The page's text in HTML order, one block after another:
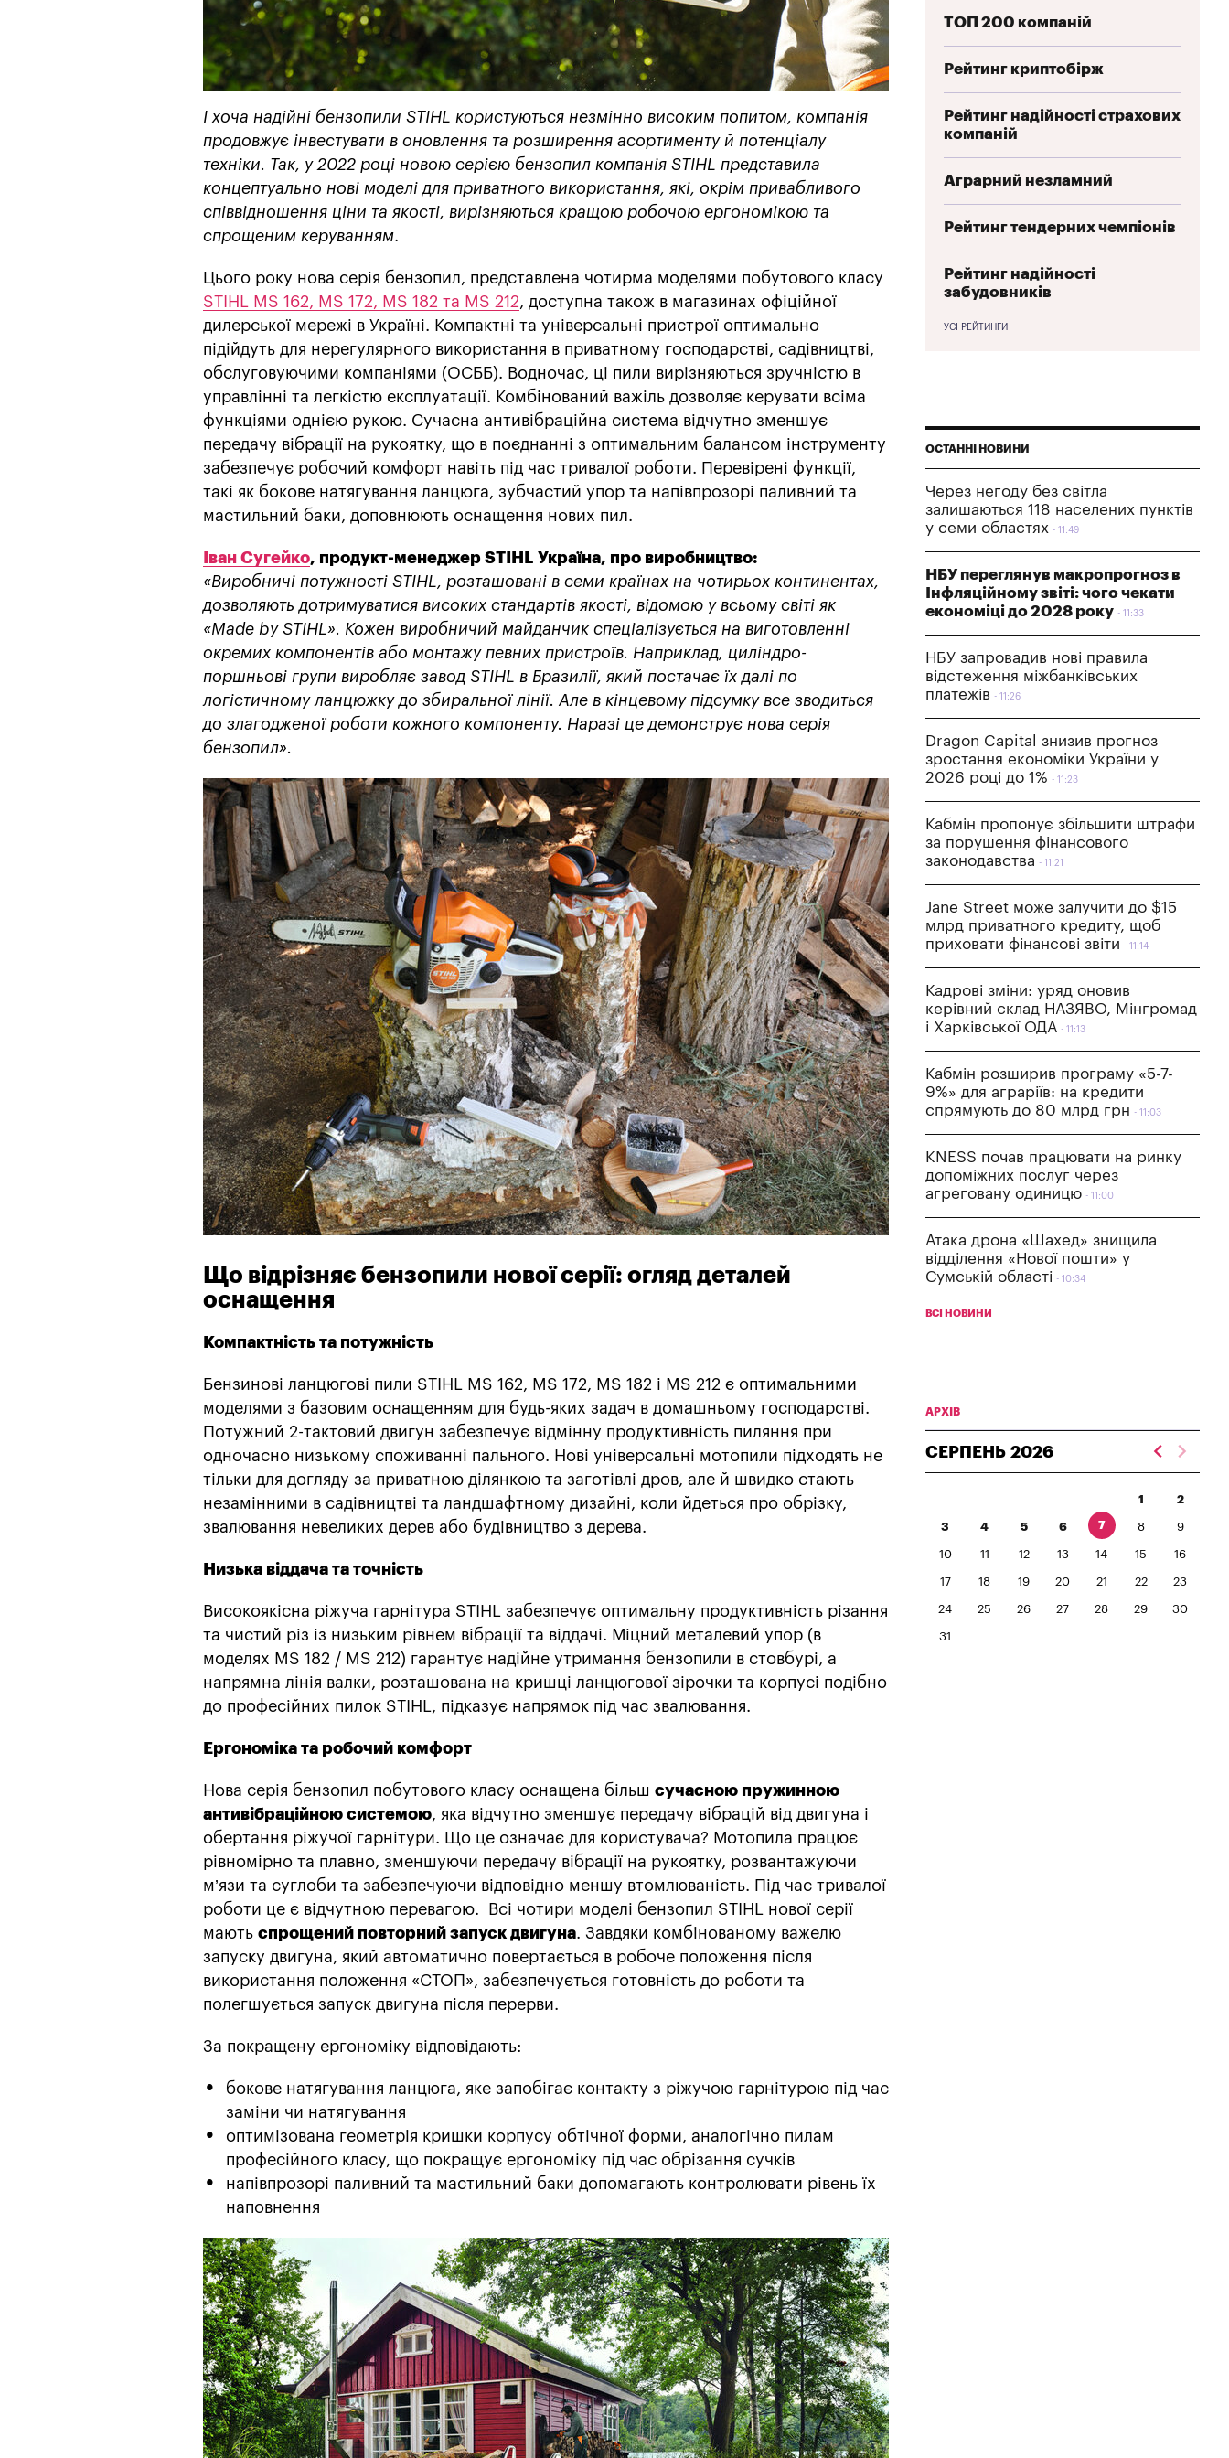
І хоча надійні бензопили STIHL користуються незмінно високим попитом, компанія
продовжує інвестувати в оновлення та розширення асортименту й потенціалу
техніки. Так, у 2022 році новою серією бензопил компанія STIHL представила
концептуально нові моделі для приватного використання, які, окрім привабливого
співвідношення ціни та якості, вирізняються кращою робочою ергономікою та
спрощеним керуванням.
Цього року нова серія бензопил, представлена чотирма моделями побутового класу
STIHL MS 162, MS 172, MS 182 та MS 212, доступна також в магазинах офіційної
дилерської мережі в Україні. Компактні та універсальні пристрої оптимально
підійдуть для нерегулярного використання в приватному господарстві, садівництві,
обслуговуючими компаніями (ОСББ). Водночас, ці пили вирізняються зручністю в
управлінні та легкістю експлуатації. Комбінований важіль дозволяє керувати всіма
функціями однією рукою. Сучасна антивібраційна система відчутно зменшує
передачу вібрації на рукоятку, що в поєднанні з оптимальним балансом інструменту
забезпечує робочий комфорт навіть під час тривалої роботи. Перевірені функції,
такі як бокове натягування ланцюга, зубчастий упор та напівпрозорі паливний та
мастильний баки, доповнюють оснащення нових пил.
Іван Сугейко, продукт-менеджер STIHL Україна, про виробництво:
«Виробничі потужності STIHL, розташовані в семи країнах на чотирьох континентах,
дозволяють дотримуватися високих стандартів якості, відомою у всьому світі як
«Made by STIHL». Кожен виробничий майданчик спеціалізується на виготовленні
окремих компонентів або монтажу певних пристроїв. Наприклад, циліндро-
поршньові групи виробляє завод STIHL в Бразилії, який постачає їх далі по
логістичному ланцюжку до збиральної лінії. Але в кінцевому підсумку все зводиться
до злагодженої роботи кожного компоненту. Наразі це демонструє нова серія
бензопил».
Що відрізняє бензопили нової серії: огляд деталей
оснащення
Компактність та потужність
Бензинові ланцюгові пили STIHL MS 162, MS 172, MS 182 і MS 212 є оптимальними
моделями з базовим оснащенням для будь-яких задач в домашньому господарстві.
Потужний 2-тактовий двигун забезпечує відмінну продуктивність пиляння при
одночасно низькому споживанні пального. Нові універсальні мотопили підходять не
тільки для догляду за приватною ділянкою та заготівлі дров, але й швидко стають
незамінними в садівництві та ландшафтному дизайні, коли йдеться про обрізку,
звалювання невеликих дерев або будівництво з дерева.
Низька віддача та точність
Високоякісна ріжуча гарнітура STIHL забезпечує оптимальну продуктивність різання
та чистий різ із низьким рівнем вібрації та віддачі. Міцний металевий упор (в
моделях MS 182 / MS 212) гарантує надійне утримання бензопили в стовбурі, а
напрямна лінія валки, розташована на кришці ланцюгової зірочки та корпусі подібно
до професійних пилок STIHL, підказує напрямок під час звалювання.
Ергономіка та робочий комфорт
Нова серія бензопил побутового класу оснащена більш сучасною пружинною
антивібраційною системою, яка відчутно зменшує передачу вібрацій від двигуна і
обертання ріжучої гарнітури. Що це означає для користувача? Мотопила працює
рівномірно та плавно, зменшуючи передачу вібрації на рукоятку, розвантажуючи
м’язи та суглоби та забезпечуючи відповідно меншу втомлюваність. Під час тривалої
роботи це є відчутною перевагою. Всі чотири моделі бензопил STIHL нової серії
мають спрощений повторний запуск двигуна. Завдяки комбінованому важелю
запуску двигуна, який автоматично повертається в робоче положення після
використання положення «СТОП», забезпечується готовність до роботи та
полегшується запуск двигуна після перерви.
За покращену ергономіку відповідають:
бокове натягування ланцюга, яке запобігає контакту з ріжучою гарнітурою під час
заміни чи натягування
оптимізована геометрія кришки корпусу обтічної форми, аналогічно пилам
професійного класу, що покращує ергономіку під час обрізання сучків
напівпрозорі паливний та мастильний баки допомагають контролювати рівень їх
наповнення
ТОП 200 компаній
Рейтинг криптобірж
Рейтинг надійності страхових
компаній
Аграрний незламний
Рейтинг тендерних чемпіонів
Рейтинг надійності
забудовників
УСІ РЕЙТИНГИ
ОСТАННІ НОВИНИ
Через негоду без світла
залишаються 118 населених пунктів
у семи областях
11:49
НБУ переглянув макропрогноз в
Інфляційному звіті: чого чекати
економіці до 2028 року
11:33
НБУ запровадив нові правила
відстеження міжбанківських
платежів
11:26
Dragon Capital знизив прогноз
зростання економіки України у
2026 році до 1%
11:23
Кабмін пропонує збільшити штрафи
за порушення фінансового
законодавства
11:21
Jane Street може залучити до $15
млрд приватного кредиту, щоб
приховати фінансові звіти
11:14
Кадрові зміни: уряд оновив
керівний склад НАЗЯВО, Мінгромад
і Харківської ОДА
11:13
Кабмін розширив програму «5-7-
9%» для аграріїв: на кредити
спрямують до 80 млрд грн
11:03
KNESS почав працювати на ринку
допоміжних послуг через
агреговану одиницю
11:00
Атака дрона «Шахед» знищила
відділення «Нової пошти» у
Сумській області
10:34
ВСІ НОВИНИ
АРХІВ
СЕРПЕНЬ 2026
1 2
3 4 5 6 7 8 9
10 11 12 13 14 15 16
17 18 19 20 21 22 23
24 25 26 27 28 29 30
31